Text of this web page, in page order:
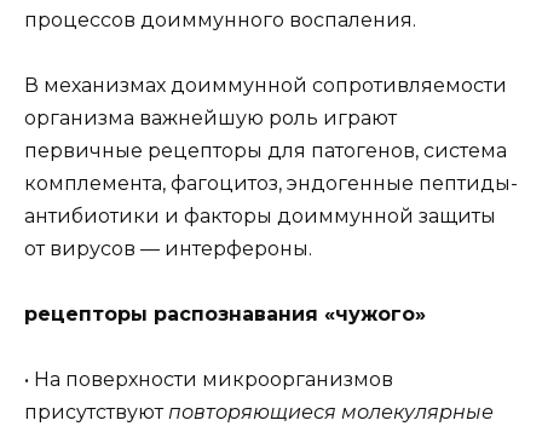
процессов доиммунного воспаления.
В механизмах доиммунной сопротивляемости
организма важнейшую роль играют
первичные рецепторы для патогенов, система
комплемента, фагоцитоз, эндогенные пептиды-
антибиотики и факторы доиммунной защиты
от вирусов — интерфероны.
рецепторы распознавания «чужого»
• На поверхности микроорганизмов
присутствуютповторяющиеся молекулярные